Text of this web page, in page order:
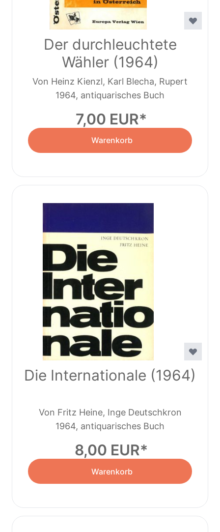
Der durchleuchtete
Wähler (1964)
Von Heinz Kienzl, Karl Blecha, Rupert
Gmoser
1964, antiquarisches Buch
7,00 EUR
Warenkorb
Die Internationale (1964)
Von Fritz Heine, Inge Deutschkron
1964, antiquarisches Buch
8,00 EUR
Warenkorb